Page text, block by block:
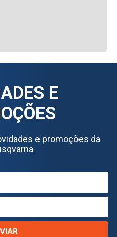
E
e promoções da